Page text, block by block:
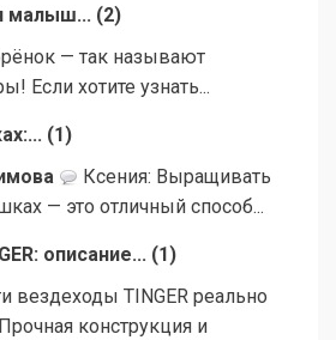
малыш... (2)
— так называют
Если хотите узнать...
(1 )
Ксения: Выращивать
— это отличный способ...
описание... (1 )
вездеходы TINGER реально
конструкция и